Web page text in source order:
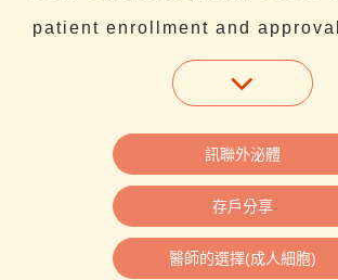
patient enrollment and
訊聯外泌體
存戶分享
醫師的選擇(成人細胞)